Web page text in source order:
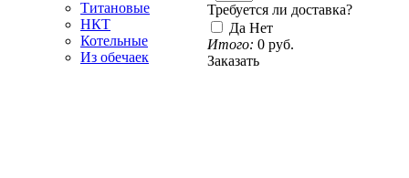
Титановые
НКТ
Котельные
Из обечаек
Требуется ли доставка?
Да Нет
Итого: 0 руб.
Заказать